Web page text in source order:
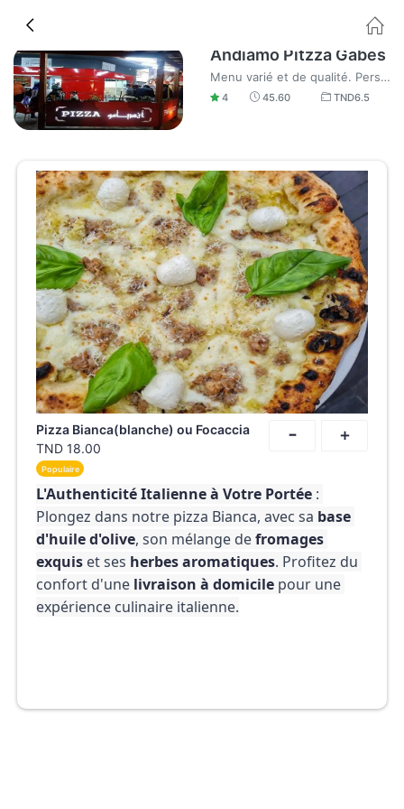
Andiamo Pitzza Gabes
Menu varié et de qualité. Personnel aimable et sympa, je recommande.
4 45.60 TND6.5
- +
Pizza Bianca(blanche) ou Focaccia
TND 18.00
Populaire
L'Authenticité Italienne à Votre Portée :
Plongez dans notre pizza Bianca, avec sa base
d'huile d'olive, son mélange de fromages
exquis et ses herbes aromatiques. Profitez du
confort d'une livraison à domicile pour une
expérience culinaire italienne.